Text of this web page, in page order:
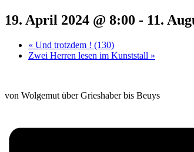
19. April 2024 @ 8:00 - 11.
« Und trotzdem ! (130)
Zwei Herren lesen im Kunststall »
von Wolgemut über Grieshaber bis Beuys